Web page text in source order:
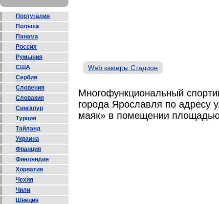
Португалия
Польша
Панама
Россия
Румыния
США
Сербия
Словения
Словакия
Сингапур
Турция
Тайланд
Украина
Франция
Финляндия
Хорватия
Чехия
Чили
Швеция
Web камеры Стадион
Многофункциональный
города Ярославля по адресу
маяк» в помещении